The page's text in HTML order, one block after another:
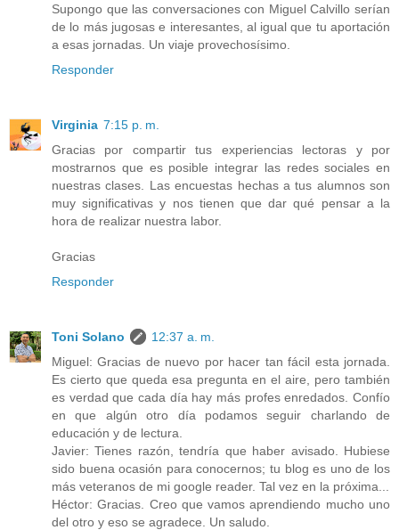
Supongo que las conversaciones con Miguel Calvillo serían
de lo más jugosas e interesantes, al igual que tu aportación
a esas jornadas. Un viaje provechosísimo.
Responder
Virginia 7:15 p. m.
Gracias por compartir tus experiencias lectoras y por
mostrarnos que es posible integrar las redes sociales en
nuestras clases. Las encuestas hechas a tus alumnos son
muy significativas y nos tienen que dar qué pensar a la
hora de realizar nuestra labor.
Gracias
Responder
Toni Solano
12:37 a. m.
Miguel: Gracias de nuevo por hacer tan fácil esta jornada.
Es cierto que queda esa pregunta en el aire, pero también
es verdad que cada día hay más profes enredados. Confío
en que algún otro día podamos seguir charlando de
educación y de lectura.
Javier: Tienes razón, tendría que haber avisado. Hubiese
sido buena ocasión para conocernos; tu blog es uno de los
más veteranos de mi google reader. Tal vez en la próxima...
Héctor: Gracias. Creo que vamos aprendiendo mucho uno
del otro y eso se agradece. Un saludo.